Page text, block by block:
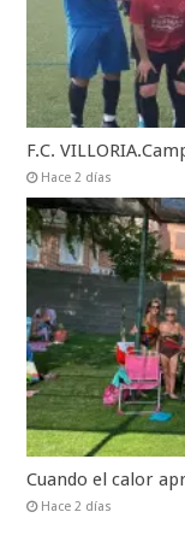
F.C.
Hace 2 días
Cuando el calor
Hace 2 días